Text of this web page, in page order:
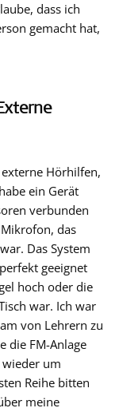
dass ich
gemacht hat,
Hörhilfen,
ein Gerät
verbunden
das
Das System
geeignet
hoch oder die
war. Ich war
von Lehrern zu
die FM-Anlage
um
Reihe bitten
meine